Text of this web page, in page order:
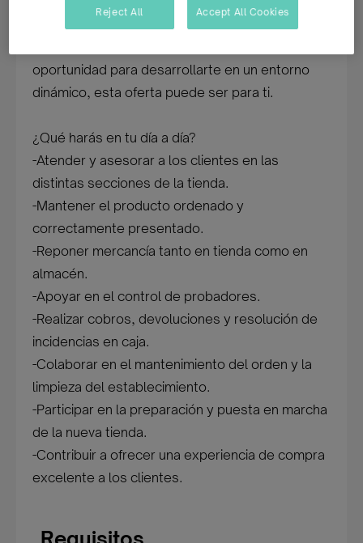
tienda en Alicante. Si te gusta el trato con el
oportunidad para desarrollarte en un entorno
dinámico, esta oferta puede ser para ti.
¿Qué harás en tu día a día?
-Atender y asesorar a los clientes en las
distintas secciones de la tienda.
-Mantener el producto ordenado y
correctamente presentado.
-Reponer mercancía tanto en tienda como en
almacén.
-Apoyar en el control de probadores.
-Realizar cobros, devoluciones y resolución de
incidencias en caja.
-Colaborar en el mantenimiento del orden y la
limpieza del establecimiento.
-Participar en la preparación y puesta en marcha
de la nueva tienda.
-Contribuir a ofrecer una experiencia de compra
excelente a los clientes.
Reject All Accept All Cookies